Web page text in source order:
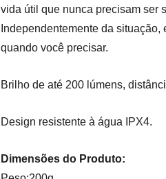
vida útil que nunca precisam ser
Independentemente da
quando você precisar.
Brilho de até 200 lúmens,
Design resistente à água IPX4.
Dimensões do Produto: